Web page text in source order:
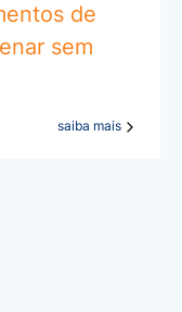
de
sem
saiba mais